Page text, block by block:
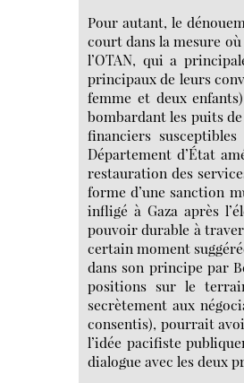
Pour autant, le
court dans la mesure
l’OTAN, qui a
principaux de leurs
femme et deux
bombardant les puits
financiers
Département d’État
restauration des
forme d’une sanction
infligé à Gaza après
pouvoir durable à
certain moment
dans son principe par
positions sur le
secrètement aux
consentis), pourrait
l’idée pacifiste
dialogue avec les deux